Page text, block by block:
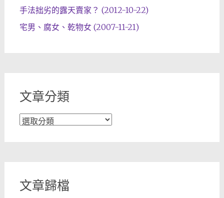
手法拙劣的露天賣家？ (2012-10-22)
宅男、腐女、乾物女 (2007-11-21)
文章分類
文
文章歸檔